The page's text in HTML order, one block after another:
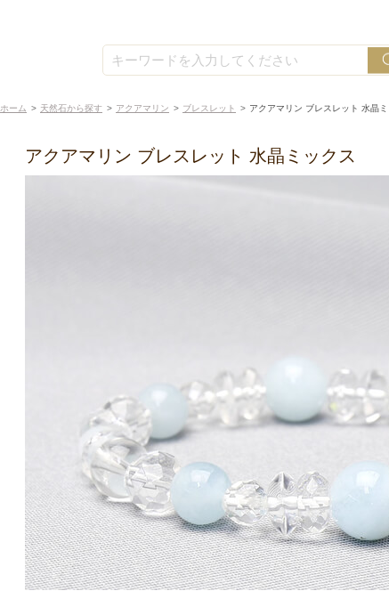
ホーム 天然石から探す アクアマリン ブレスレット アクアマリン ブレスレット 水晶ミ
アクアマリン ブレスレット 水晶ミックス